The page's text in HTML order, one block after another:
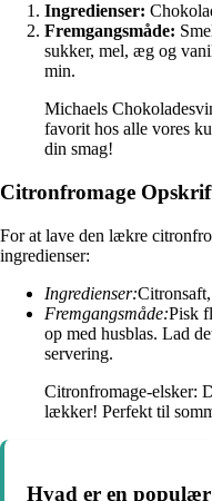
Ingredienser:
Fremgangsmåde:
sukker, mel, æg og
min.
Michaels
favorit hos alle vores
din smag!
Citronfromage
For at lave den lækre
ingredienser:
Ingredienser:
Fremgangsmåde:Pisk
op med husblas. Lad
servering.
Citronfromage-elsker:
lækker! Perfekt til
Hvad er en